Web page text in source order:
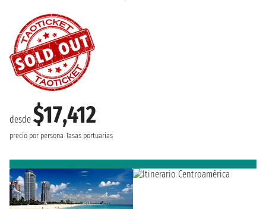
desde $17,412
precio por persona Tasas portuarias